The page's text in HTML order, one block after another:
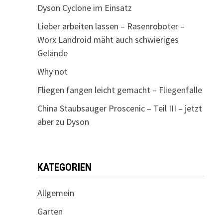
Dyson Cyclone im Einsatz
Lieber arbeiten lassen – Rasenroboter –
Worx Landroid mäht auch schwieriges
Gelände
Why not
Fliegen fangen leicht gemacht – Fliegenfalle
China Staubsauger Proscenic – Teil III – jetzt
aber zu Dyson
KATEGORIEN
Allgemein
Garten